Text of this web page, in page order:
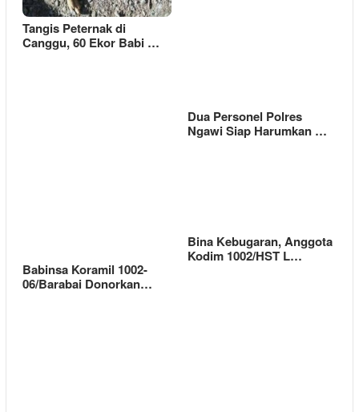
Tangis Peternak di
Canggu, 60 Ekor Babi …
Dua Personel Polres
Ngawi Siap Harumkan …
Babinsa Koramil 1002-
06/Barabai Donorkan…
Bina Kebugaran, Anggota
Kodim 1002/HST L…